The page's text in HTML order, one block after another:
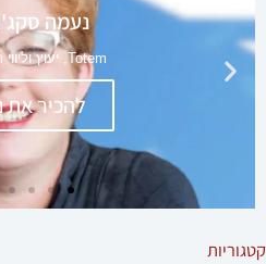
קטגוריות